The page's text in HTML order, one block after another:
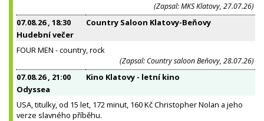
(Zapsal: MKS Klatovy, 27.07.26)
07.08.26, 18:30
Country Saloon Klatovy-Beňovy
Hudební večer
FOUR MEN - country, rock
(Zapsal: Country saloon Beňovy, 28.07.26)
07.08.26, 21:00
Kino Klatovy - letní kino
Odyssea
USA, titulky, od 15 let, 172 minut, 160 Kč Christopher Nolan a jeho
verze slavného příběhu.